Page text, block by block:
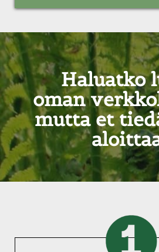
Haluatko
oman
mutta et